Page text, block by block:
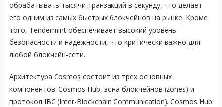
обрабатывать тысячи транзакций в секунду, что делает
его одним из самых быстрых блокчейнов на рынке. Кроме
того, Tendermint обеспечивает высокий уровень
безопасности и надежности, что критически важно для
любой блокчейн-сети.
Архитектура Cosmos состоит из трех основных
компонентов: Cosmos Hub, зона блокчейнов (zones) и
протокол IBC (Inter-Blockchain Communication). Cosmos Hub